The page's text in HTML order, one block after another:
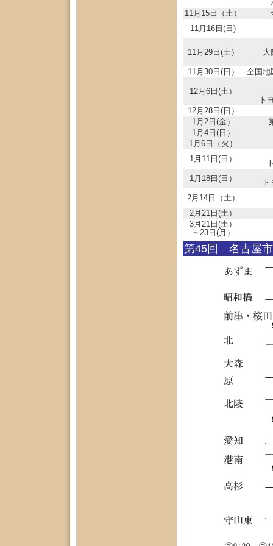
11月15日（土）
11月16日(日)
11月29日(土）
11月30日(日） 全国
12月6日(土）
ト
12月28日(日）
1月2日(金）
1月4日(日）
1月6日（火）
1月11日(日）
1月18日(日）
2月14日（土）
2月21日(土）
3月21日(土）
～23日(月）
第45回 名古屋市